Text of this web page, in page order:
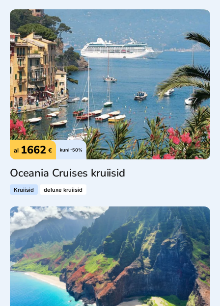
al 1662 € kuni -50%
Oceania Cruises kruiisid
Kruiisid deluxe kruiisid